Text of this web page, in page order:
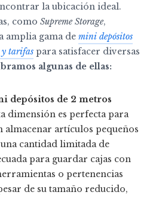
la ubicación ideal.
como Supreme Storage,
gama de mini depósitos
y tarifas para satisfacer diversas
algunas de ellas:
depósitos de 2 metros
dimensión es perfecta para
almacenar artículos pequeños
cantidad limitada de
para guardar cajas con
o pertenencias
de su tamaño reducido,